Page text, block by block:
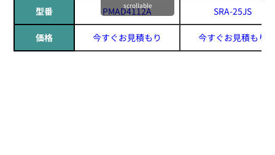
型番 PMAD4112A SRA-25JS
価格 今すぐお見積もり 今すぐお見積もり
scrollable